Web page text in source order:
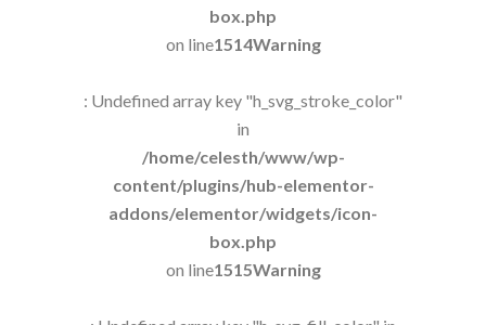
box.php
on line1514Warning
: Undefined array key "h_svg_stroke_color"
in
/home/celesth/www/wp-
content/plugins/hub-elementor-
addons/elementor/widgets/icon-
box.php
on line1515Warning